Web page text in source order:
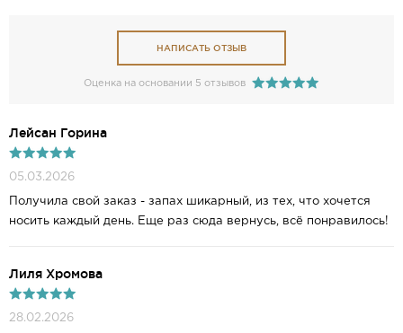
НАПИСАТЬ ОТЗЫВ
Оценка на основании 5 отзывов
Лейсан Горина
05.03.2026
Получила свой заказ - запах шикарный, из тех, что хочется
носить каждый день. Еще раз сюда вернусь, всё понравилось!
Лиля Хромова
28.02.2026